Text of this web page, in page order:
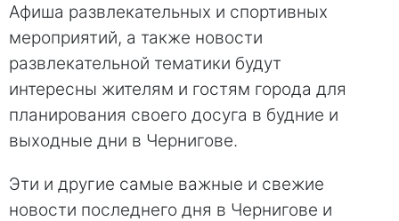
Афиша развлекательных и спортивных
мероприятий, а также новости
развлекательной тематики будут
интересны жителям и гостям города для
планирования своего досуга в будние и
выходные дни в Чернигове.
Эти и другие самые важные и свежие
новости последнего дня в Чернигове и